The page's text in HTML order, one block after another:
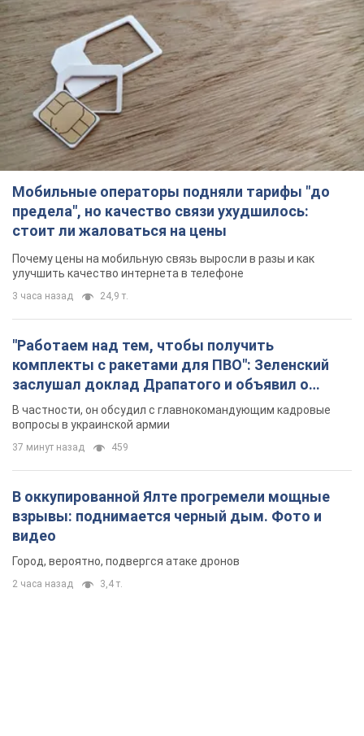
Мобильные операторы подняли тарифы "до
предела", но качество связи ухудшилось:
стоит ли жаловаться на цены
Почему цены на мобильную связь выросли в разы и как
улучшить качество интернета в телефоне
3 часа назад 24,9 т.
"Работаем над тем, чтобы получить
комплекты с ракетами для ПВО": Зеленский
заслушал доклад Драпатого и объявил о
новых мерах
В частности, он обсудил с главнокомандующим кадровые
вопросы в украинской армии
37 минут назад 459
В оккупированной Ялте прогремели мощные
взрывы: поднимается черный дым. Фото и
видео
Город, вероятно, подвергся атаке дронов
2 часа назад 3,4 т.